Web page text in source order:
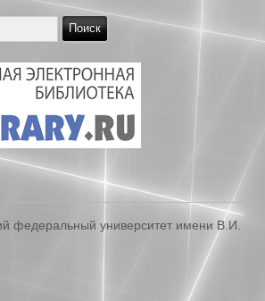
федеральный университет имени В.И.